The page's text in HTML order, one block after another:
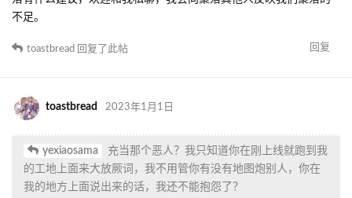
不足。
回复
toastbread 回复了此帖
toastbread 2023年1月1日
yexiaosama
充当那个恶人？我只知道你在刚上线就跑到我
的工地上面来大放厥词，我不用管你有没有地图炮别人，你在
我的地方上面说出来的话，我还不能抱怨了？